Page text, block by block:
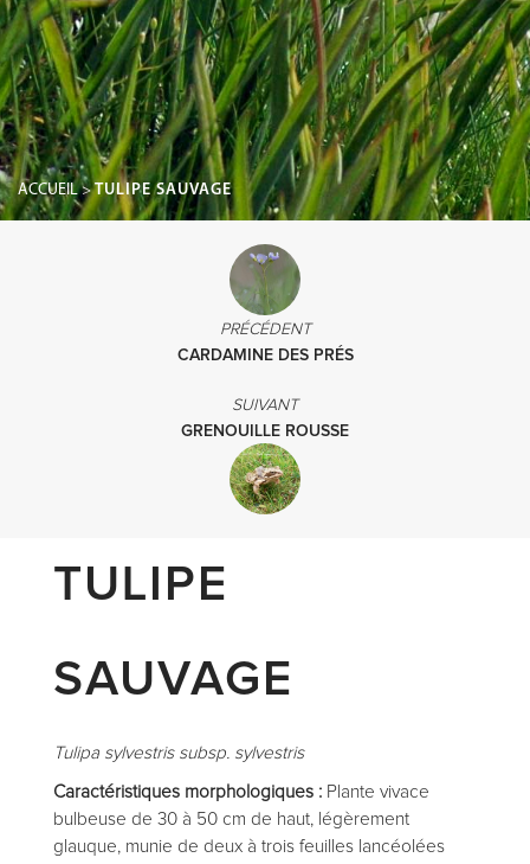
ACCUEIL>TULIPE SAUVAGE
PRÉCÉDENT
CARDAMINE DES PRÉS
SUIVANT
GRENOUILLE ROUSSE
TULIPE
SAUVAGE
Tulipa sylvestris subsp. sylvestris
Caractéristiques morphologiques : Plante vivace
bulbeuse de 30 à 50 cm de haut, légèrement
glauque, munie de deux à trois feuilles lancéolées